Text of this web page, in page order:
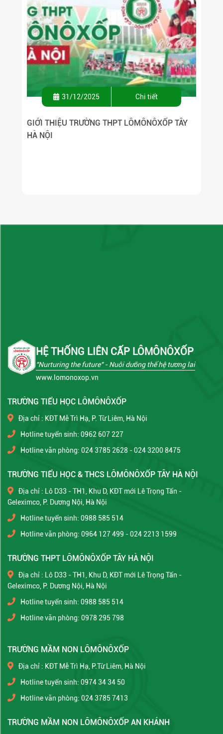
31/12/2025 Chi tiết
GIỚI THIỆU TRƯỜNG THPT LÔMÔNÔXỐP TÂY
HÀ NỘI
HỆ THỐNG LIÊN CẤP LÔMÔNÔXỐP
"Nurturing the future"- Nuôi dưỡng thế hệ tương lai
www.lomonoxop.vn
TRƯỜNG TIỂU HỌC LÔMÔNÔXỐP
Địa chỉ : KĐT Mễ Trì Hạ, P. Từ Liêm, Hà Nội
Hotline tuyển sinh: 0962 607 227
Hotline văn phòng: 024 3785 2628 - 024 3200 8475
TRƯỜNG TIỂU HỌC & THCS LÔMÔNÔXỐP TÂY HÀ NỘI
Địa chỉ : Lô D33 - TH1, Khu D, KĐT mới Lê Trọng Tấn -
Geleximco, P. Dương Nội, Hà Nội
Hotline tuyển sinh: 0988 585 514
Hotline văn phòng: 0964 127 499 - 024 2213 1599
TRƯỜNG THPT LÔMÔNÔXỐP TÂY HÀ NỘI
Địa chỉ : Lô D33 - TH1, Khu D, KĐT mới Lê Trọng Tấn -
Geleximco, P. Dương Nội, Hà Nội
Hotline tuyển sinh: 0988 585 514
Hotline văn phòng: 0978 295 798
TRƯỜNG MẦM NON LÔMÔNÔXỐP
Địa chỉ : KĐT Mễ Trì Hạ, P.Từ Liêm, Hà Nội
Hotline tuyển sinh: 0974 34 34 50
Hotline văn phòng: 024 3785 7413
TRƯỜNG MẦM NON LÔMÔNÔXỐP AN KHÁNH